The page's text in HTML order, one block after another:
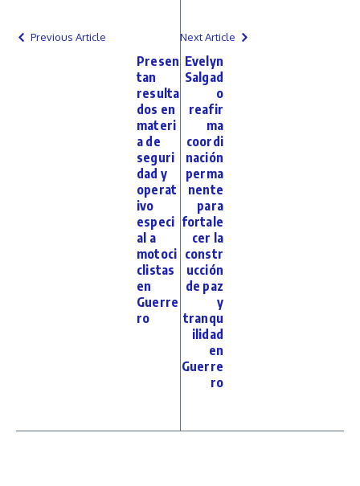
Previous Article
Presen
tan
resulta
dos en
materi
a de
seguri
dad y
operat
ivo
especi
al a
motoci
clistas
en
Guerre
ro
Next Article
Evelyn
Salgad
o
reafir
ma
coordi
nación
perma
nente
para
fortale
cer la
constr
ucción
de paz
y
tranqu
ilidad
en
Guerre
ro